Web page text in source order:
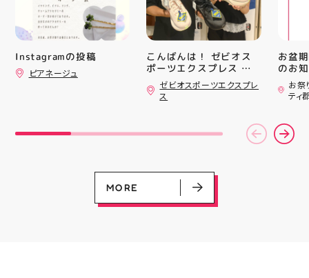
08.01（土）～08.23（日）
レンダー
08.01（土）～08.31（月）
評営業中！
05.21（木）～09.27（日）
車サービス
専門店対象]
Instagramの投稿
ピアネージュ
こんばんは！ ゼビオス
ポーツエクスプレス ア
ティ郡山です🦭 ・ ★本
日のラジオ★は アシッ
クスからランニングシュ
6」の紹介でした ・ 特
徴としては ☆軽量かつ
搭載し、推進力を向上さ
せました！
☆ASICSGRIPを前足部に
追加し、グリップ力を向
ゼビオスポーツエクスプレ
ス
キャ
#歯の
お盆
のお知らせ
用い
ざい
(水)
いたしま
22:00
お祭
ティ
MORE